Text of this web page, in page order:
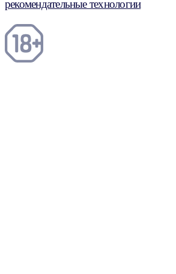
рекомендательные технологии